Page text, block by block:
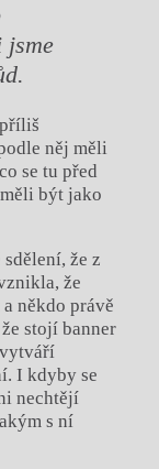
jsme
něj měli
se tu před
být jako
že z
že
někdo právě
stojí banner
I kdyby se
nechtějí
s ní